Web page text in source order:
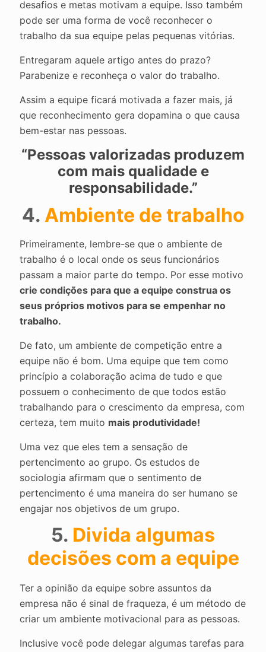
desafios e metas motivam a equipe. Isso também
pode ser uma forma de você reconhecer o
trabalho da sua equipe pelas pequenas vitórias.
Entregaram aquele artigo antes do prazo?
Parabenize e reconheça o valor do trabalho.
Assim a equipe ficará motivada a fazer mais, já
que reconhecimento gera dopamina o que causa
bem-estar nas pessoas.
“Pessoas valorizadas produzem
com mais qualidade e
responsabilidade.”
4. Ambiente de trabalho
Primeiramente, lembre-se que o ambiente de
trabalho é o local onde os seus funcionários
passam a maior parte do tempo. Por esse motivo
crie condições para que a equipe construa os
seus próprios motivos para se empenhar no
trabalho.
De fato, um ambiente de competição entre a
equipe não é bom. Uma equipe que tem como
princípio a colaboração acima de tudo e que
possuem o conhecimento de que todos estão
trabalhando para o crescimento da empresa, com
certeza, tem muito mais produtividade!
Uma vez que eles tem a sensação de
pertencimento ao grupo. Os estudos de
sociologia afirmam que o sentimento de
pertencimento é uma maneira do ser humano se
engajar nos objetivos de um grupo.
5. Divida algumas
decisões com a equipe
Ter a opinião da equipe sobre assuntos da
empresa não é sinal de fraqueza, é um método de
criar um ambiente motivacional para as pessoas.
Inclusive você pode delegar algumas tarefas para